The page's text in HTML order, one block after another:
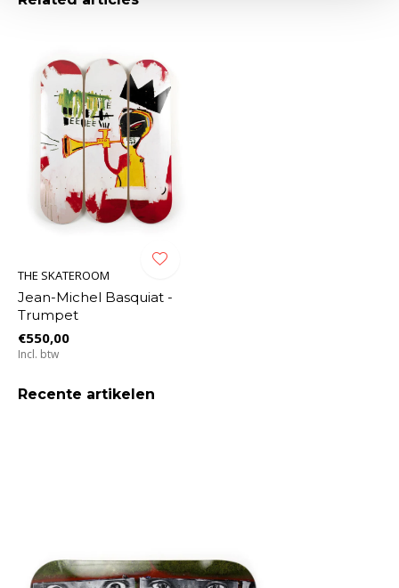
THE SKATEROOM
Jean-Michel Basquiat -
Trumpet
€550,00
Incl. btw
Recente artikelen